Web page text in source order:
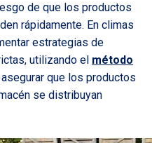
de que los productos
rápidamente. En climas
estrategias de
utilizando el método
asegurar que los productos
se distribuyan